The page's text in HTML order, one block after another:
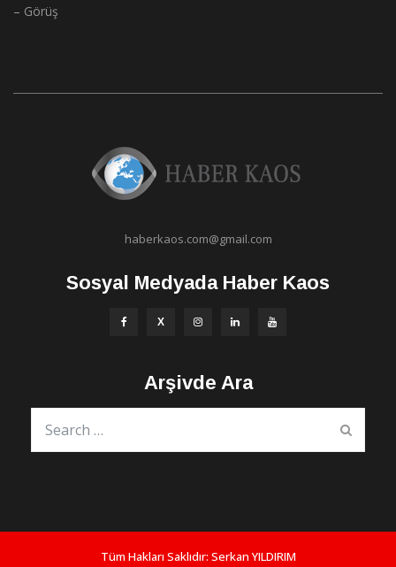
– Görüş
haberkaos.com@gmail.com
Sosyal Medyada Haber Kaos
Arşivde Ara
Tüm Hakları Saklıdır: Serkan YILDIRIM